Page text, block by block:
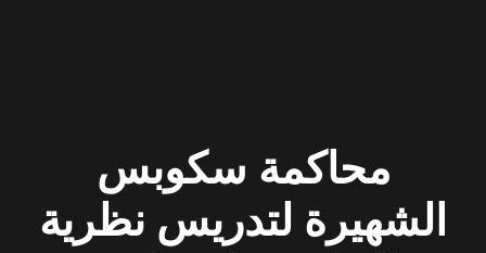
محاكمة سكوبس
الشهيرة لتدريس نظرية